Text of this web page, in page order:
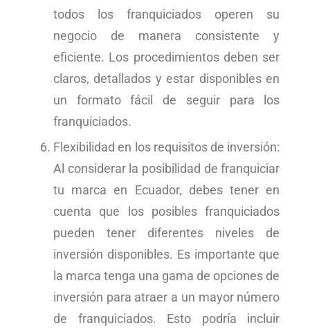
todos los franquiciados operen su
negocio de manera consistente y
eficiente. Los procedimientos deben ser
claros, detallados y estar disponibles en
un formato fácil de seguir para los
franquiciados.
Flexibilidad en los requisitos de inversión:
Al considerar la posibilidad de franquiciar
tu marca en Ecuador, debes tener en
cuenta que los posibles franquiciados
pueden tener diferentes niveles de
inversión disponibles. Es importante que
la marca tenga una gama de opciones de
inversión para atraer a un mayor número
de franquiciados. Esto podría incluir